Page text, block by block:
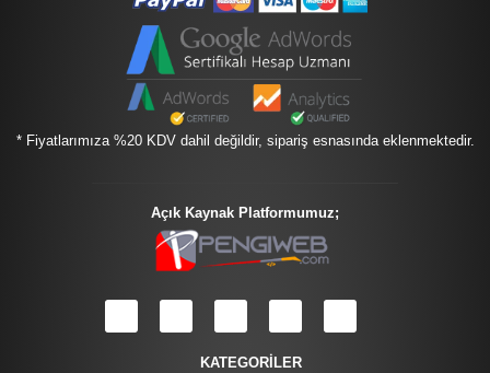
* Fiyatlarımıza %20 KDV dahil değildir, sipariş esnasında eklenmektedir.
Açık Kaynak Platformumuz;
KATEGORİLER